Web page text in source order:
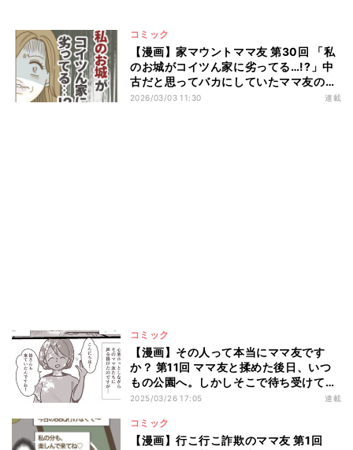
コミック
【漫画】家マウントママ友 第30回 「私
のお城がコイツん家に劣ってる…!?」中
古だと思ってバカにしていたママ友の家
がまさか…
2026/03/03 11:30 連載
コミック
【漫画】その人って本当にママ友です
か？ 第11回 ママ友と揉めた後日、いつ
もの公園へ。しかしそこで待ち受けてい
たのは――?
2025/03/26 17:05 連載
コミック
【漫画】行こ行こ詐欺のママ友 第1回